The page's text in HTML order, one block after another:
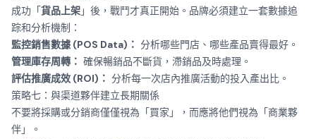
成功「貨品上架」後，戰鬥才真正開始。品牌必須建立一套數據追
踪和分析機制：
監控銷售數據 (POS Data)： 分析哪些門店、哪些產品賣得最好。
管理庫存周轉： 確保暢銷品不斷貨，滯銷品及時處理。
評估推廣成效 (ROI)： 分析每一次店內推廣活動的投入產出比。
策略七：與渠道夥伴建立長期關係
不要將採購或分銷商僅僅視為「買家」，而應將他們視為「商業夥
伴」。